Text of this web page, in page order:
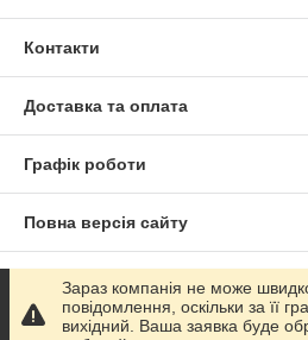
Контакти
Доставка та оплата
Графік роботи
Повна версія сайту
Сайт створено на маркетплейсі
Зараз компанія не може
повідомлення, оскільки за її
вихідний. Ваша заявка буде